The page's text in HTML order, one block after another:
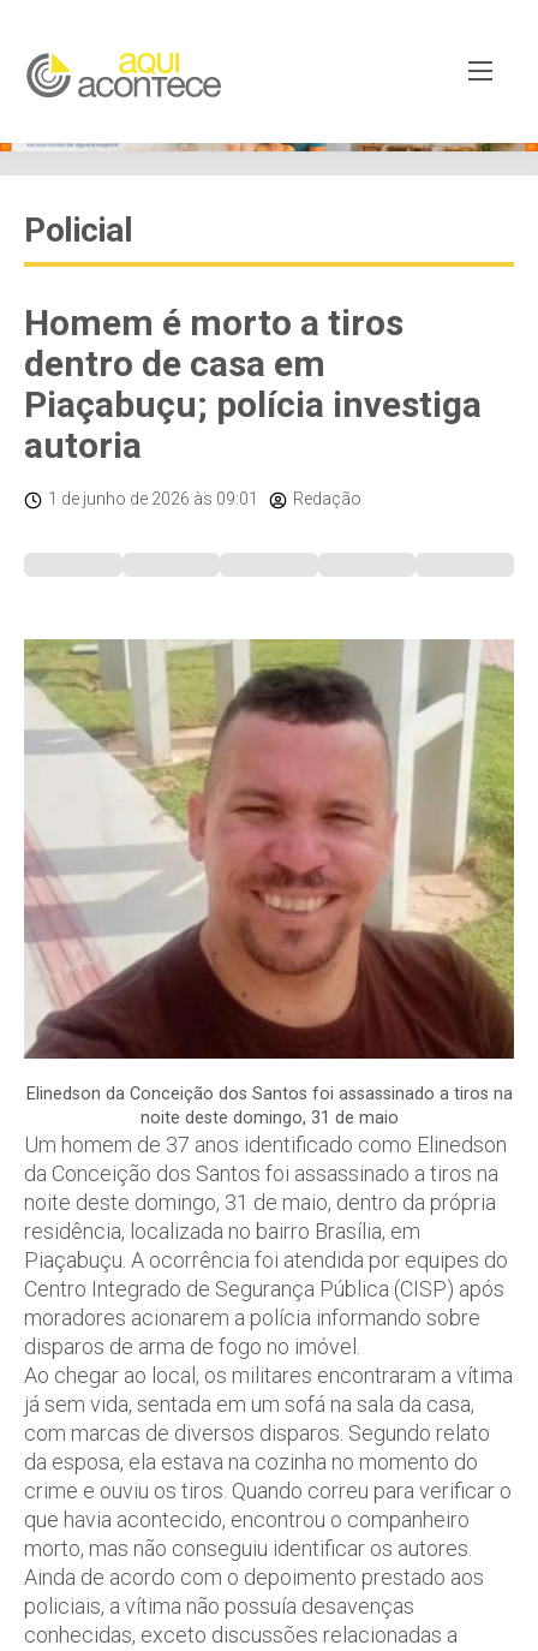
Policial
Homem é morto a tiros
dentro de casa em
Piaçabuçu; polícia investiga
autoria
1 de junho de 2026 às 09:01 Redação
Elinedson da Conceição dos Santos foi assassinado a tiros na
noite deste domingo, 31 de maio
Um homem de 37 anos identificado como Elinedson
da Conceição dos Santos foi assassinado a tiros na
noite deste domingo, 31 de maio, dentro da própria
residência, localizada no bairro Brasília, em
Piaçabuçu. A ocorrência foi atendida por equipes do
Centro Integrado de Segurança Pública (CISP) após
moradores acionarem a polícia informando sobre
disparos de arma de fogo no imóvel.
Ao chegar ao local, os militares encontraram a vítima
já sem vida, sentada em um sofá na sala da casa,
com marcas de diversos disparos. Segundo relato
da esposa, ela estava na cozinha no momento do
crime e ouviu os tiros. Quando correu para verificar o
que havia acontecido, encontrou o companheiro
morto, mas não conseguiu identificar os autores.
Ainda de acordo com o depoimento prestado aos
policiais, a vítima não possuía desavenças
conhecidas, exceto discussões relacionadas a